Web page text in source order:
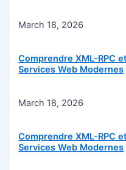
March 18, 2026
Comprendre XML-RPC
Services Web Modernes
March 18, 2026
Comprendre XML-RPC
Services Web Modernes